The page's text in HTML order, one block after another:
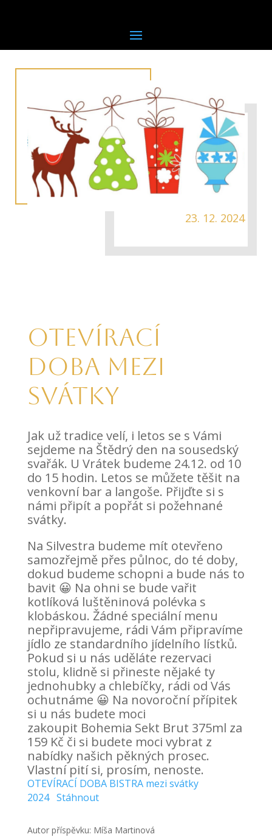
23. 12. 2024
Otevírací
doba mezi
svátky
Jak už tradice velí, i letos se s Vámi
sejdeme na Štědrý den na sousedský
svařák. U Vrátek budeme 24.12. od 10
do 15 hodin. Letos se můžete těšit na
venkovní bar a langoše. Přijďte si s
námi připít a popřát si požehnané
svátky.
Na Silvestra budeme mít otevřeno
samozřejmě přes půlnoc, do té doby,
dokud budeme schopni a bude nás to
bavit 😀 Na ohni se bude vařit
kotlíková luštěninová polévka s
klobáskou. Žádné speciální menu
nepřipravujeme, rádi Vám připravíme
jídlo ze standardního jídelního lístků.
Pokud si u nás uděláte rezervaci
stolu, klidně si přineste nějaké ty
jednohubky a chlebíčky, rádi od Vás
ochutnáme 😀 Na novoroční přípitek
si u nás budete moci
zakoupit Bohemia Sekt Brut 375ml za
159 Kč či si budete moci vybrat z
nabídky našich pěkných prosec.
Vlastní pití si, prosím, nenoste.
OTEVÍRACÍ DOBA BISTRA mezi svátky
2024 Stáhnout
Autor příspěvku: Míša Martinová